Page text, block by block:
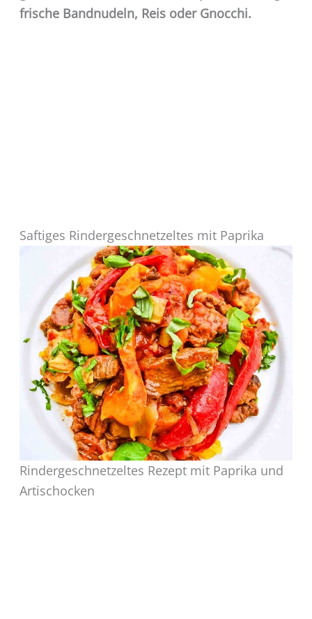
frische Bandnudeln, Reis oder Gnocchi.
Saftiges Rindergeschnetzeltes mit Paprika
Rindergeschnetzeltes Rezept mit Paprika und
Artischocken